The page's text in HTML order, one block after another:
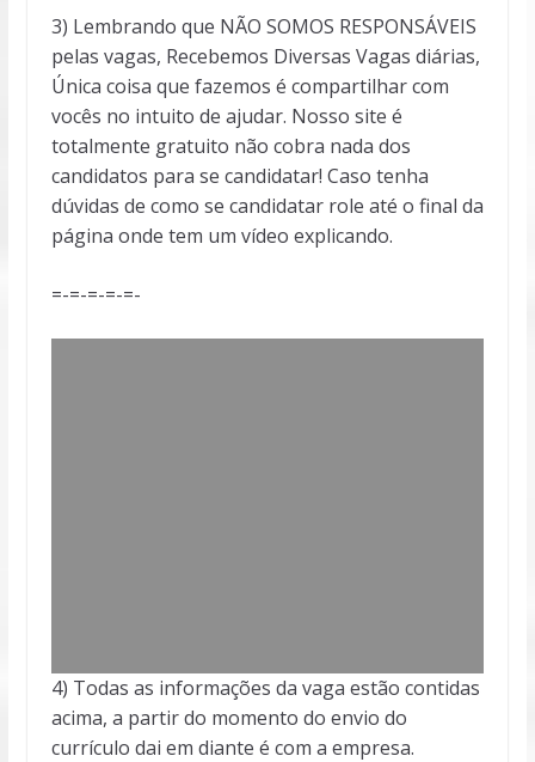
3) Lembrando que NÃO SOMOS RESPONSÁVEIS
pelas vagas, Recebemos Diversas Vagas diárias,
Única coisa que fazemos é compartilhar com
vocês no intuito de ajudar. Nosso site é
totalmente gratuito não cobra nada dos
candidatos para se candidatar! Caso tenha
dúvidas de como se candidatar role até o final da
página onde tem um vídeo explicando.
=-=-=-=-=-
4) Todas as informações da vaga estão contidas
acima, a partir do momento do envio do
currículo dai em diante é com a empresa.